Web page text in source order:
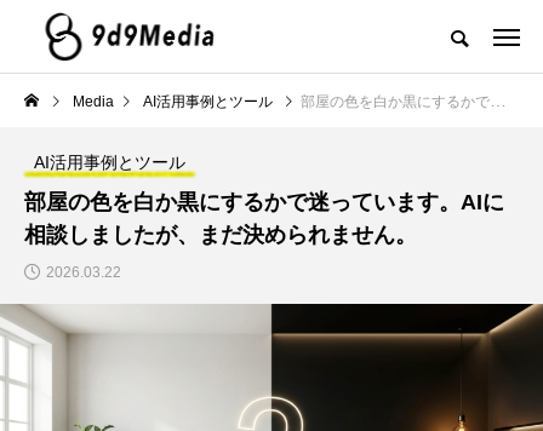
Media AI活用事例とツール 部屋の色を白か黒にするかで迷っています。AIに相談しましたが、まだ決められません。
AI活用事例とツール
部屋の色を白か黒にするかで迷っています。AIに
相談しましたが、まだ決められません。
2026.03.22